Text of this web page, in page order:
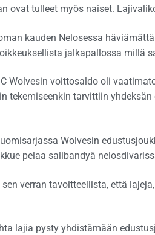
ovat tulleet myös naiset.
kauden Nelosessa
jalkapallossa millä
Wolvesin voittosaldo oli
tekemiseenkin tarvittiin
Wolvesin
pelaa salibandyä
verran tavoitteellista, että
lajia pysty yhdistämään